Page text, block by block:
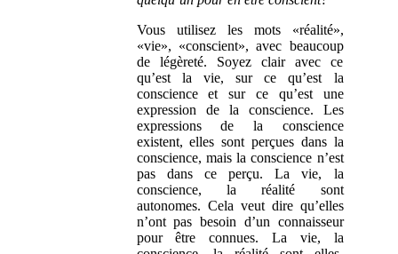
Vous utilisez les mots «réalité»,
«vie», «conscient», avec beaucoup
de légèreté. Soyez clair avec ce
qu’est la vie, sur ce qu’est la
conscience et sur ce qu’est une
expression de la conscience. Les
expressions de la conscience
existent, elles sont perçues dans la
conscience, mais la conscience n’est
pas dans ce perçu. La vie, la
conscience, la réalité sont
autonomes. Cela veut dire qu’elles
n’ont pas besoin d’un connaisseur
pour être connues. La vie, la